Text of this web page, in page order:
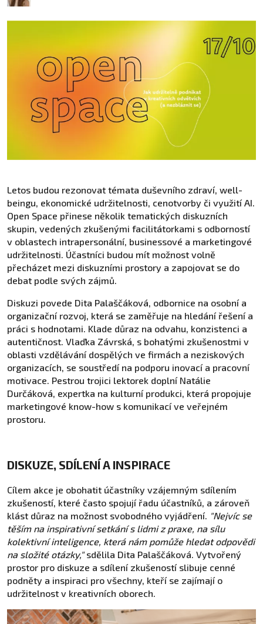
Letos budou rezonovat témata duševního zdraví, well-
beingu, ekonomické udržitelnosti, cenotvorby či využití AI.
Open Space přinese několik tematických diskuzních
skupin, vedených zkušenými facilitátorkami s odborností
v oblastech intrapersonální, businessové a marketingové
udržitelnosti. Účastníci budou mít možnost volně
přecházet mezi diskuzními prostory a zapojovat se do
debat podle svých zájmů.
Diskuzi povede Dita Palaščáková, odbornice na osobní a
organizační rozvoj, která se zaměřuje na hledání řešení a
práci s hodnotami. Klade důraz na odvahu, konzistenci a
autentičnost. Vlaďka Závrská, s bohatými zkušenostmi v
oblasti vzdělávání dospělých ve firmách a neziskových
organizacích, se soustředí na podporu inovací a pracovní
motivace. Pestrou trojici lektorek doplní Natálie
Durčáková, expertka na kulturní produkci, která propojuje
marketingové know-how s komunikací ve veřejném
prostoru.
DISKUZE, SDÍLENÍ A INSPIRACE
Cílem akce je obohatit účastníky vzájemným sdílením
zkušeností, které často spojují řadu účastníků, a zároveň
klást důraz na možnost svobodného vyjádření. "Nejvíc se
těším na inspirativní setkání s lidmi z praxe, na sílu
kolektivní inteligence, která nám pomůže hledat odpovědi
na složité otázky,"sdělila Dita Palaščáková. Vytvořený
prostor pro diskuze a sdílení zkušeností slibuje cenné
podněty a inspiraci pro všechny, kteří se zajímají o
udržitelnost v kreativních oborech.